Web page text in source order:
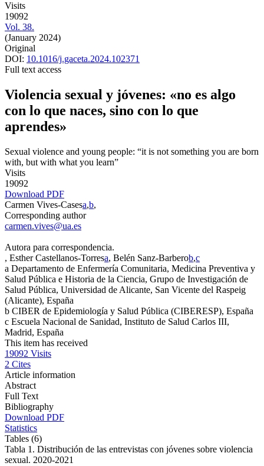
Visits
19092
Vol. 38.
(January 2024)
Original
DOI: 10.1016/j.gaceta.2024.102371
Full text access
Violencia sexual y jóvenes: «no es algo
con lo que naces, sino con lo que
aprendes»
Sexual violence and young people: “it is not something you are born
with, but with what you learn”
Visits
19092
Download PDF
Carmen Vives-Casesa,b,
Corresponding author
carmen.vives@ua.es
Autora para correspondencia.
, Esther Castellanos-Torresa, Belén Sanz-Barberob,c
a Departamento de Enfermería Comunitaria, Medicina Preventiva y
Salud Pública e Historia de la Ciencia, Grupo de Investigación de
Salud Pública, Universidad de Alicante, San Vicente del Raspeig
(Alicante), España
b CIBER de Epidemiología y Salud Pública (CIBERESP), España
c Escuela Nacional de Sanidad, Instituto de Salud Carlos III,
Madrid, España
This item has received
19092 Visits
2 Cites
Article information
Abstract
Full Text
Bibliography
Download PDF
Statistics
Tables (6)
Tabla 1. Distribución de las entrevistas con jóvenes sobre violencia
sexual. 2020-2021